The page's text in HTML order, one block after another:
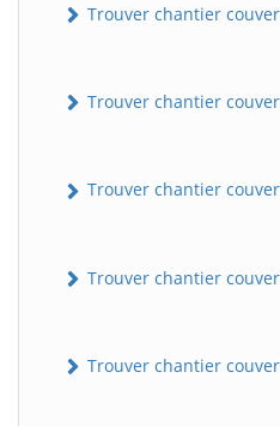
Trouver chantier
Trouver chantier
Trouver chantier
Trouver chantier
Trouver chantier